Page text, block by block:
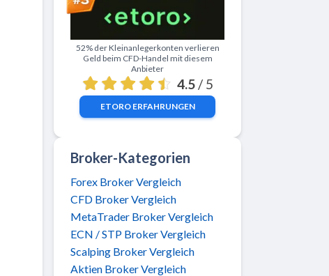
Zu eToro
52% der Kleinanlegerkonten verlieren
Geld beim CFD-Handel mit diesem
Anbieter
4.5 / 5
ETOROERFAHRUNGEN
Broker-Kategorien
Forex Broker Vergleich
CFD Broker Vergleich
MetaTrader Broker Vergleich
ECN / STP Broker Vergleich
Scalping Broker Vergleich
Aktien Broker Vergleich